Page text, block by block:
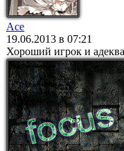
Ace
19.06.2013 в 07:21
Хороший игрок и